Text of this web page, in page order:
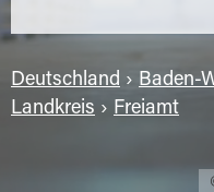
Deutschland › Baden-
Landkreis › Freiamt